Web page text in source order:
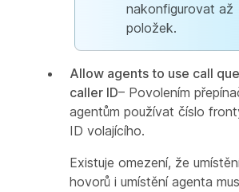
nakonfigurovat až
položek.
Allow agents to use call
caller ID– Povolením
agentům používat číslo
ID volajícího.
Existuje omezení, že
hovorů i umístění agenta